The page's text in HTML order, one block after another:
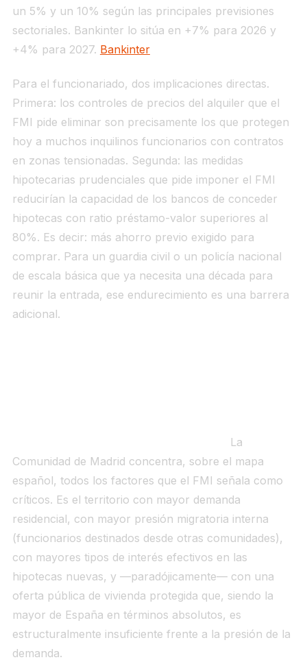
un 5% y un 10% según las principales previsiones
sectoriales. Bankinter lo sitúa en +7% para 2026 y
+4% para 2027. Bankinter
Para el funcionariado, dos implicaciones directas.
Primera: los controles de precios del alquiler que el
FMI pide eliminar son precisamente los que protegen
hoy a muchos inquilinos funcionarios con contratos
en zonas tensionadas. Segunda: las medidas
hipotecarias prudenciales que pide imponer el FMI
reducirían la capacidad de los bancos de conceder
hipotecas con ratio préstamo-valor superiores al
80%. Es decir: más ahorro previo exigido para
comprar. Para un guardia civil o un policía nacional
de escala básica que ya necesita una década para
reunir la entrada, ese endurecimiento es una barrera
adicional.
La
Comunidad de Madrid concentra, sobre el mapa
español, todos los factores que el FMI señala como
críticos. Es el territorio con mayor demanda
residencial, con mayor presión migratoria interna
(funcionarios destinados desde otras comunidades),
con mayores tipos de interés efectivos en las
hipotecas nuevas, y —paradójicamente— con una
oferta pública de vivienda protegida que, siendo la
mayor de España en términos absolutos, es
estructuralmente insuficiente frente a la presión de la
demanda.